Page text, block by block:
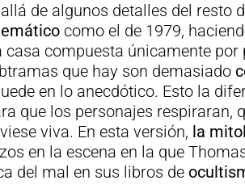
de algunos detalles del resto
como el de 1979,
casa compuesta únicamente por
que hay son demasiado
en lo anecdótico. Esto la
que los personajes respiraran,
viva. En esta versión, la
en la escena en la que
del mal en sus libros de